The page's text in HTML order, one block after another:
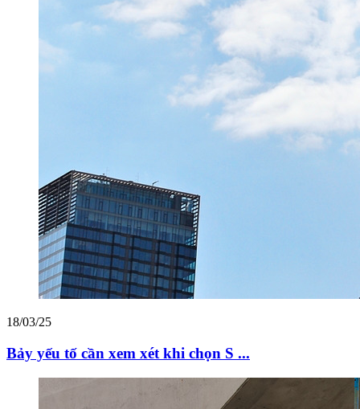
18/03/25
Bảy yếu tố cần xem xét khi chọn S ...